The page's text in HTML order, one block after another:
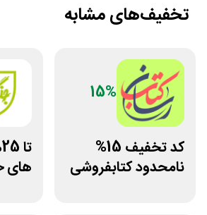
تخفیف‌های مشابه
15%
کد تخفیف 15%
نامحدود کتابفروشی
های